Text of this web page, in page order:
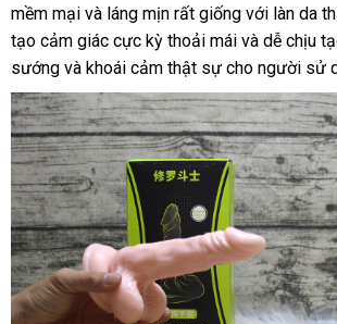
rẻ
mềm mại đặt
hàng
và láng mịn thế
giới
rất giống Đài
Loan
với làn da
tạo cảm giác cực kỳ thoải mái giảm
giá
và dễ chịu
sướng đổi
trả
và khoái cảm thật sự cho người sử